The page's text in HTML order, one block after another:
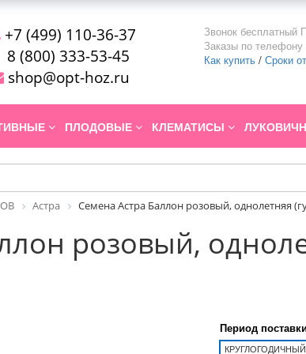
+7 (499) 110-36-37
8 (800) 333-53-45
shop@opt-hoz.ru
Звонок бесплатный
Заказы по
Как купить / Сроки
ПЛОДОВЫЕ КЛЕМАТИСЫ
Астра Семена Астра Баллон розовый, однолетняя
розовый,
Период
КРУГЛОГОДИЧНЫЙ